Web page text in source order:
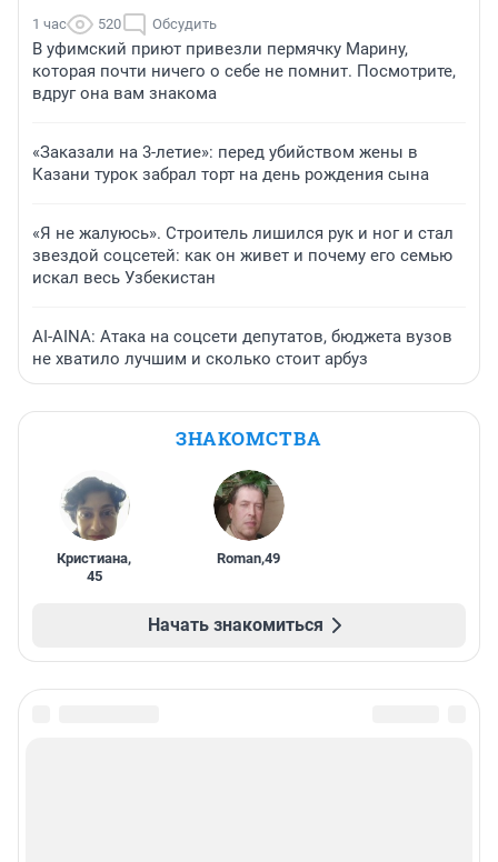
1 час 520 Обсудить
В уфимский приют привезли пермячку Марину,
которая почти ничего о себе не помнит. Посмотрите,
вдруг она вам знакома
«Заказали на 3-летие»: перед убийством жены в
Казани турок забрал торт на день рождения сына
«Я не жалуюсь». Строитель лишился рук и ног и стал
звездой соцсетей: как он живет и почему его семью
искал весь Узбекистан
AI-AINA: Атака на соцсети депутатов, бюджета вузов
не хватило лучшим и сколько стоит арбуз
ЗНАКОМСТВА
Кристиана,
45
Roman,49
Начать знакомиться